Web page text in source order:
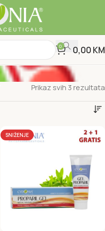
0 0,00 KM
Prikaz svih 3 rezultata
SNIŽENJE